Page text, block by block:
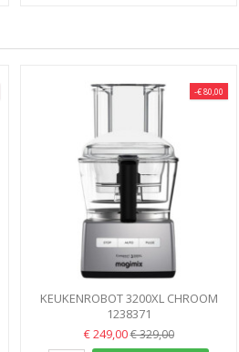
-€ 80,00
KEUKENROBOT 3200XL CHROOM
MAT MAGIMIX 28...
1238371
€ 249,00€ 329,00